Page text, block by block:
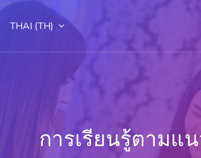
THAI ‎(TH)‎
การเรียนรู้ตามแ